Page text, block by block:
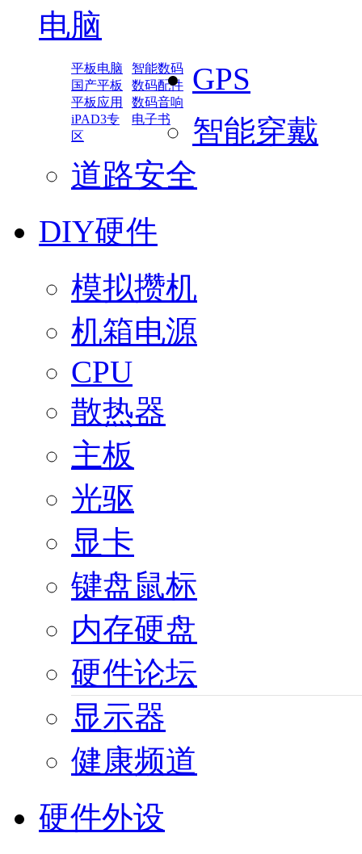
电脑
平板电脑
智能数码
国产平板
数码配件
平板应用
数码音响
iPAD3专
区
电子书
GPS
智能穿戴
道路安全
DIY硬件
模拟攒机
机箱电源
CPU
散热器
主板
光驱
显卡
键盘鼠标
内存硬盘
硬件论坛
显示器
健康频道
硬件外设